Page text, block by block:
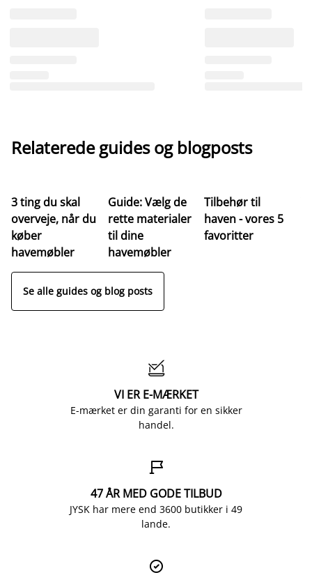
Relaterede guides og blogposts
3 ting du skal
overveje, når du
køber
havemøbler
Guide: Vælg de
rette materialer
til dine
havemøbler
Tilbehør til
haven - vores 5
favoritter
Se alle guides og blog posts

VI ER E-MÆRKET
E-mærket er din garanti for en sikker
handel.

47 ÅR MED GODE TILBUD
JYSK har mere end 3600 butikker i 49
lande.
